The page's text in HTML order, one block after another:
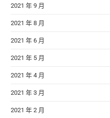
2021 年 9 月
2021 年 8 月
2021 年 6 月
2021 年 5 月
2021 年 4 月
2021 年 3 月
2021 年 2 月